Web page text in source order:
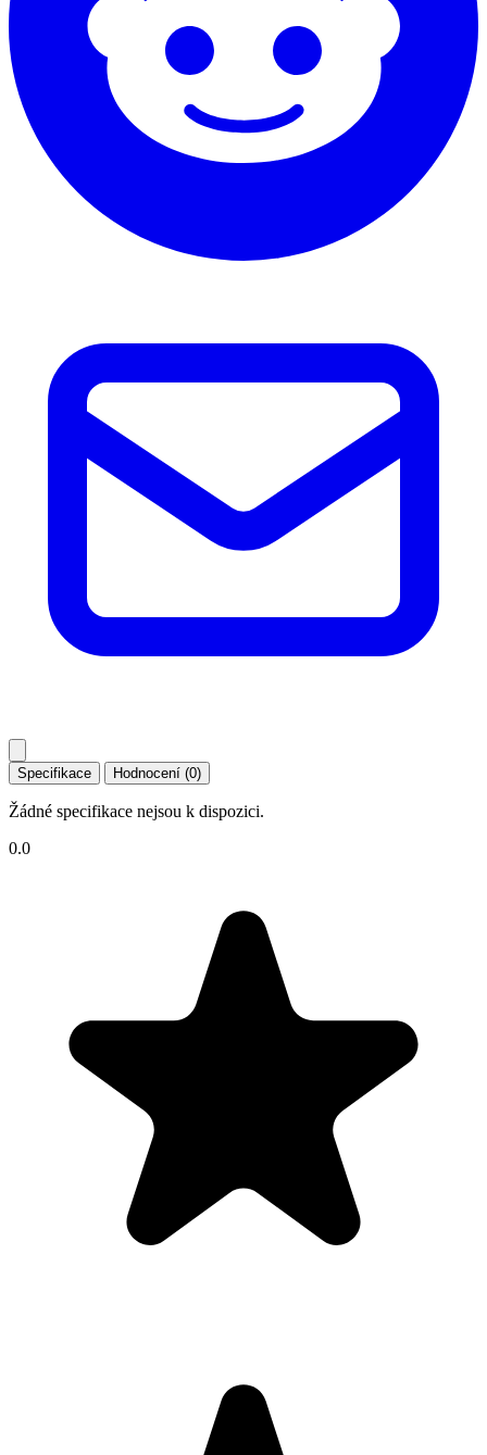
Specifikace Hodnocení (0)
Žádné specifikace nejsou k dispozici.
0.0